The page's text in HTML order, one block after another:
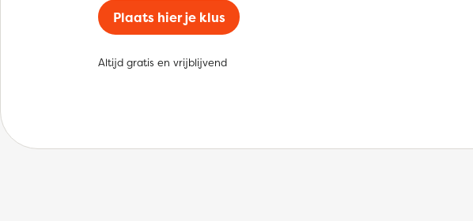
Plaats hier je klus
Altijd gratis en vrijblijvend